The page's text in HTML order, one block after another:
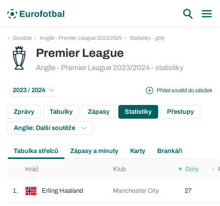
Soutěže Anglie - Premier League 2023/2024 Statistiky - góly
Premier League
Anglie - Premier League 2023/2024 - statistiky
Přidat soutěž do záložek
2023 / 2024
Zprávy Tabulky Zápasy Statistiky Přestupy
Anglie: Další soutěže
Tabulka střelců Zápasy a minuty Karty Brankáři
Hráč Klub Góly
1. Erling Haaland Manchester City 27